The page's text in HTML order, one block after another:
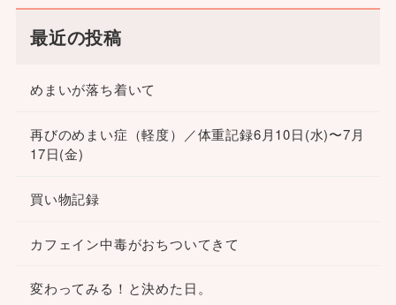
最近の投稿
めまいが落ち着いて
再びのめまい症（軽度）／体重記録6月10日(水)〜7月
17日(金)
買い物記録
カフェイン中毒がおちついてきて
変わってみる！と決めた日。